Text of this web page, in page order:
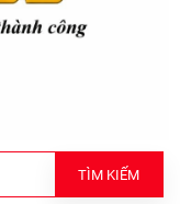
TÌM KIẾM